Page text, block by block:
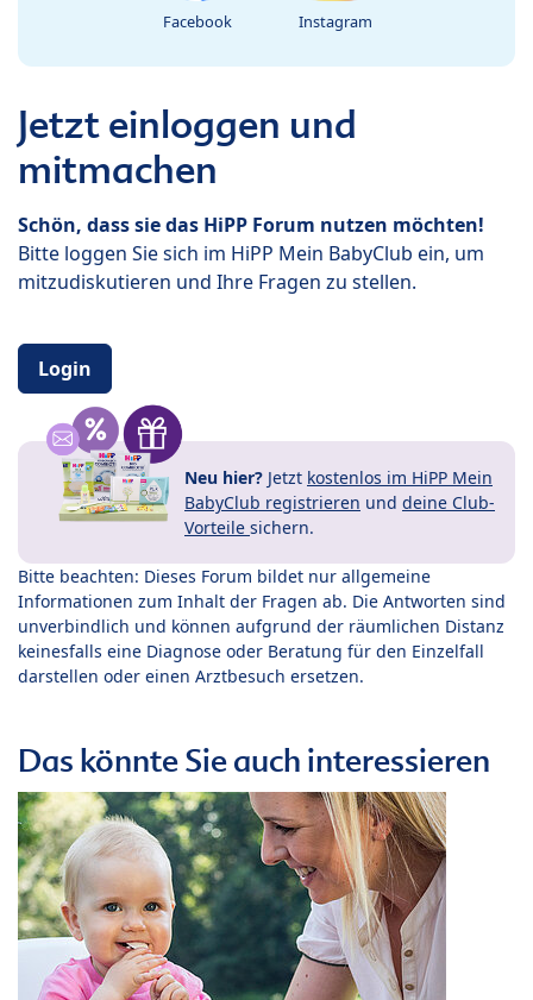
Facebook Instagram
Jetzt einloggen und
mitmachen
Schön, dass sie das HiPP Forum nutzen möchten!
Bitte loggen Sie sich im HiPP Mein BabyClub ein, um
mitzudiskutieren und Ihre Fragen zu stellen.
Login
Neu hier? Jetzt kostenlos im HiPP Mein
BabyClub registrieren und deine Club-
Vorteile sichern.
Bitte beachten: Dieses Forum bildet nur allgemeine
Informationen zum Inhalt der Fragen ab. Die Antworten sind
unverbindlich und können aufgrund der räumlichen Distanz
keinesfalls eine Diagnose oder Beratung für den Einzelfall
darstellen oder einen Arztbesuch ersetzen.
Das könnte Sie auch interessieren